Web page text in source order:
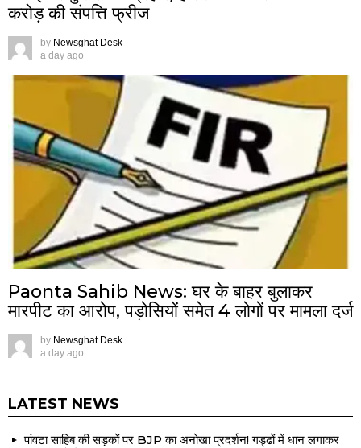
करोड़ की संपत्ति फ्रीज
by Newsghat Desk
a day ago
Paonta Sahib News: घर के बाहर बुलाकर
मारपीट का आरोप, पड़ोसियों समेत 4 लोगों पर मामला दर्ज
by Newsghat Desk
a day ago
LATEST NEWS
पांवटा साहिब की सड़कों पर BJP का अनोखा प्रदर्शन! गड्ढों में धान लगाकर